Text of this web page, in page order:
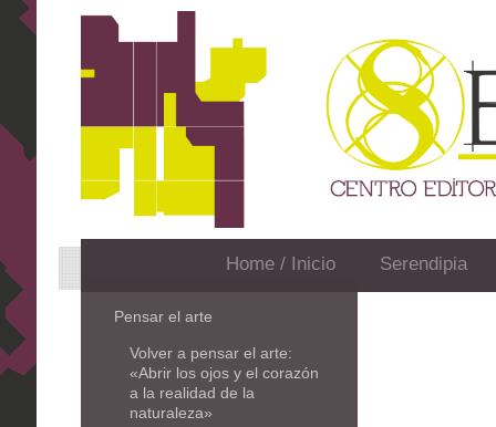
Home / Inicio Serendipia
Pensar el arte
Volver a pensar el arte:
«Abrir los ojos y el corazón
a la realidad de la
naturaleza»